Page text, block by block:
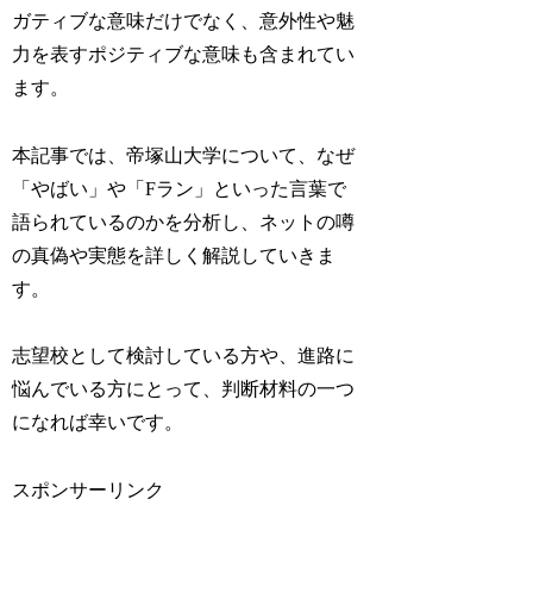
ガティブな意味だけでなく、意外性や魅
力を表すポジティブな意味も含まれてい
ます。
本記事では、帝塚山大学について、なぜ
「やばい」や「Fラン」といった言葉で
語られているのかを分析し、ネットの噂
の真偽や実態を詳しく解説していきま
す。
志望校として検討している方や、進路に
悩んでいる方にとって、判断材料の一つ
になれば幸いです。
スポンサーリンク